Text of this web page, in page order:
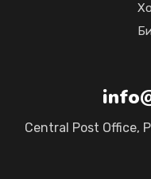
Central Post Office, PO Box 1715 Ulaanbaatar 15160,